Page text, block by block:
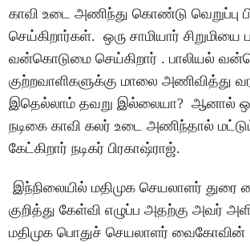
காவி உடை அணிந்து கொண்டு வெறுப்பு
செய்கிறார்கள். ஒரு சாமியார் சிறுமியை
வன்கொடுமை செய்கிறார் . பாலியல்
குற்றவாளிகளுக்கு மாலை அணிவித்து
இதெல்லாம் தவறு இல்லையா? ஆனால்
நடிகை காவி கலர் உடை அணிந்தால்
கேட்கிறார் நடிகர் பிரகாஷ்ராஜ்.
இந்நிலையில் மதிமுக செயலாளர்
குறித்து கேள்வி எழுப்ப அதற்கு அவர்
மதிமுக பொதுச் செயலாளர்